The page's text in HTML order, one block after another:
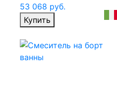
53 068 руб.
Купить